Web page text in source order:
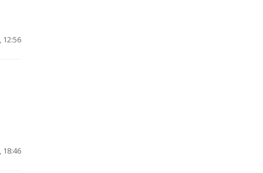
12:56
18:46